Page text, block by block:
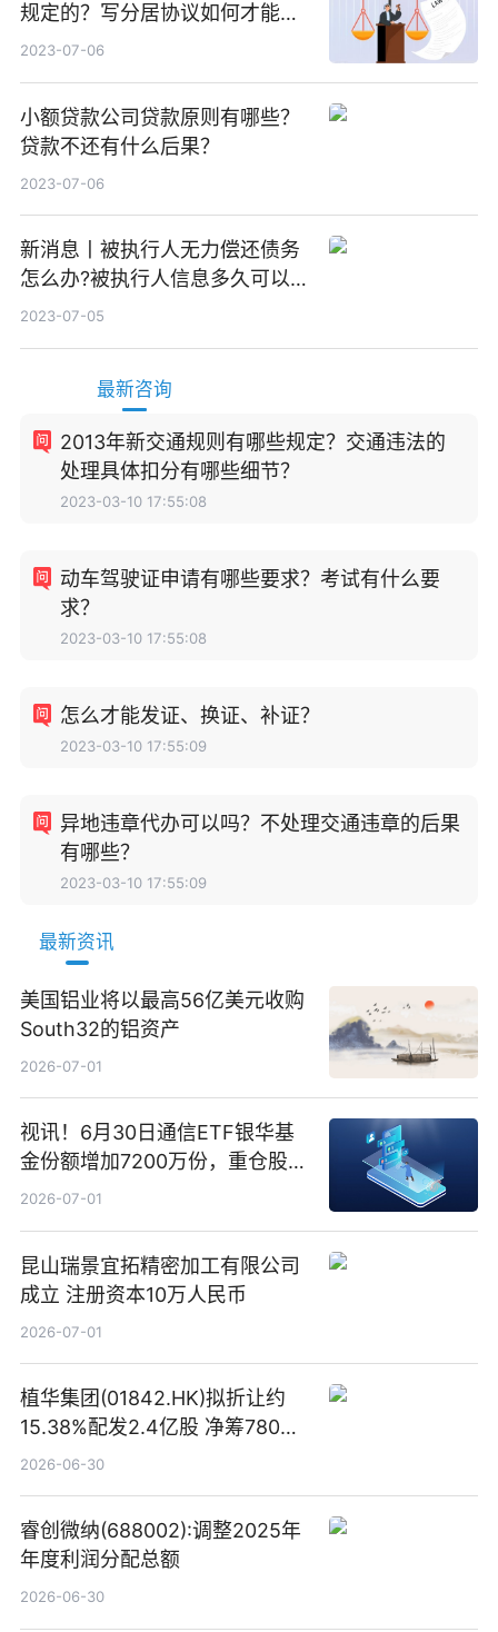
规定的？写分居协议如何才能有
效？
2023-07-06
小额贷款公司贷款原则有哪些？
贷款不还有什么后果？
2023-07-06
新消息丨被执行人无力偿还债务
怎么办?被执行人信息多久可以
消除?
2023-07-05
最新咨询
2013年新交通规则有哪些规定？交通违法的
处理具体扣分有哪些细节？
2023-03-10 17:55:08
动车驾驶证申请有哪些要求？考试有什么要
求？
2023-03-10 17:55:08
怎么才能发证、换证、补证？
2023-03-10 17:55:09
异地违章代办可以吗？不处理交通违章的后果
有哪些？
2023-03-10 17:55:09
最新资讯
美国铝业将以最高56亿美元收购
South32的铝资产
2026-07-01
视讯！6月30日通信ETF银华基
金份额增加7200万份，重仓股新
易盛、中际旭创、立讯精密
2026-07-01
昆山瑞景宜拓精密加工有限公司
成立 注册资本10万人民币
2026-07-01
植华集团(01842.HK)拟折让约
15.38%配发2.4亿股 净筹780万
港元
2026-06-30
睿创微纳(688002):调整2025年
年度利润分配总额
2026-06-30